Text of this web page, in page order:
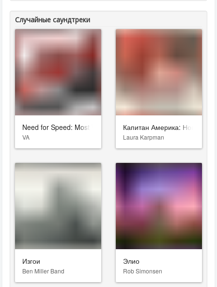
Случайные саундтреки
Need for Speed: Most Wanted
VA
Капитан Америка: Новый
Laura Karpman
Изгои
Ben Miller Band
Элио
Rob Simonsen